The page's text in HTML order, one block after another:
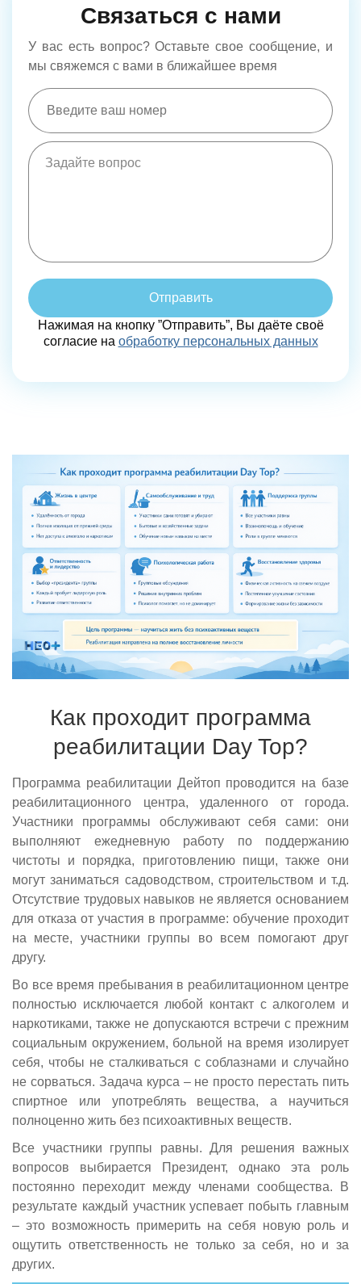
Связаться с нами
У вас есть вопрос? Оставьте свое сообщение, и
мы свяжемся с вами в ближайшее время
Отправить
Нажимая на кнопку ”Отправить”, Вы даёте своё
согласие на обработку персональных данных
Как проходит программа
реабилитации Day Top?
Программа реабилитации Дейтоп проводится на базе
реабилитационного центра, удаленного от города.
Участники программы обслуживают себя сами: они
выполняют ежедневную работу по поддержанию
чистоты и порядка, приготовлению пищи, также они
могут заниматься садоводством, строительством и т.д.
Отсутствие трудовых навыков не является основанием
для отказа от участия в программе: обучение проходит
на месте, участники группы во всем помогают друг
другу.
Во все время пребывания в реабилитационном центре
полностью исключается любой контакт с алкоголем и
наркотиками, также не допускаются встречи с прежним
социальным окружением, больной на время изолирует
себя, чтобы не сталкиваться с соблазнами и случайно
не сорваться. Задача курса – не просто перестать пить
спиртное или употреблять вещества, а научиться
полноценно жить без психоактивных веществ.
Все участники группы равны. Для решения важных
вопросов выбирается Президент, однако эта роль
постоянно переходит между членами сообщества. В
результате каждый участник успевает побыть главным
– это возможность примерить на себя новую роль и
ощутить ответственность не только за себя, но и за
других.